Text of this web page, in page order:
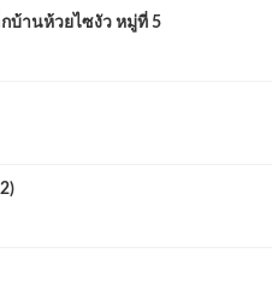
บ้านห้วยไซงัว หมู่ที่ 5